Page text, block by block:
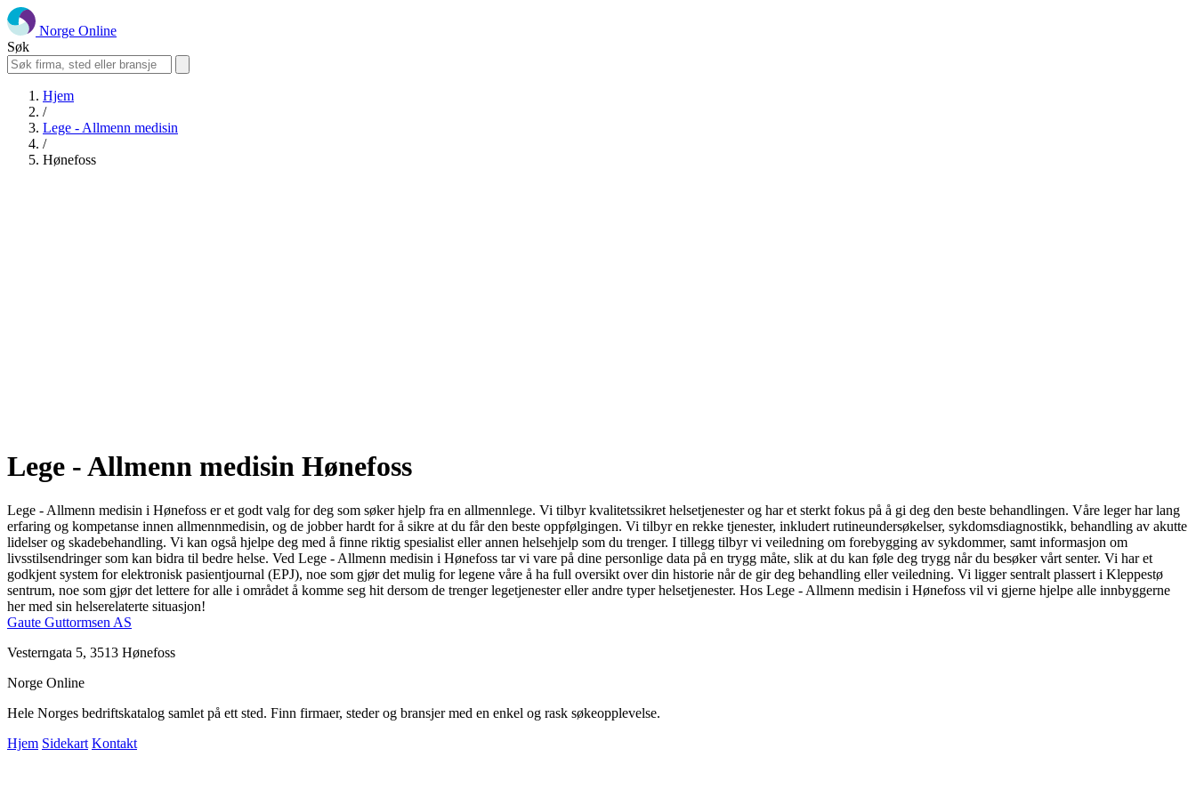
Norge Online
Søk
Hjem
/
Lege - Allmenn medisin
/
Hønefoss
Lege - Allmenn medisin Hønefoss
Lege - Allmenn medisin i Hønefoss er et godt valg for deg som søker hjelp fra en allmennlege. Vi tilbyr kvalitetssikret helsetjenester og har et sterkt fokus på å gi deg den beste behandlingen. Våre leger har lang
erfaring og kompetanse innen allmennmedisin, og de jobber hardt for å sikre at du får den beste oppfølgingen. Vi tilbyr en rekke tjenester, inkludert rutineundersøkelser, sykdomsdiagnostikk, behandling av akutte
lidelser og skadebehandling. Vi kan også hjelpe deg med å finne riktig spesialist eller annen helsehjelp som du trenger. I tillegg tilbyr vi veiledning om forebygging av sykdommer, samt informasjon om
livsstilsendringer som kan bidra til bedre helse. Ved Lege - Allmenn medisin i Hønefoss tar vi vare på dine personlige data på en trygg måte, slik at du kan føle deg trygg når du besøker vårt senter. Vi har et
godkjent system for elektronisk pasientjournal (EPJ), noe som gjør det mulig for legene våre å ha full oversikt over din historie når de gir deg behandling eller veiledning. Vi ligger sentralt plassert i Kleppestø
sentrum, noe som gjør det lettere for alle i området å komme seg hit dersom de trenger legetjenester eller andre typer helsetjenester. Hos Lege - Allmenn medisin i Hønefoss vil vi gjerne hjelpe alle innbyggerne
her med sin helserelaterte situasjon!
Gaute Guttormsen AS
Vesterngata 5, 3513 Hønefoss
Norge Online
Hele Norges bedriftskatalog samlet på ett sted. Finn firmaer, steder og bransjer med en enkel og rask søkeopplevelse.
Hjem Sidekart Kontakt